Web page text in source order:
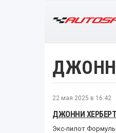
22 мая 2025 в 16:42
ДЖОННИ
Экс-пилот Формулы